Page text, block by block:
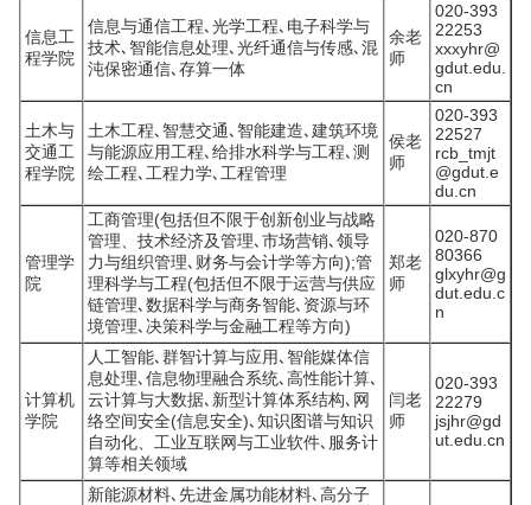
信息工
程学院
信息与通信工程､光学工程､电子科学与
技术､智能信息处理､光纤通信与传感､混
沌保密通信､存算一体
余老
师
020-393
22253
xxxyhr@
gdut.edu.
cn
土木与
交通工
程学院
土木工程､智慧交通､智能建造､建筑环境
与能源应用工程､给排水科学与工程､测
绘工程､工程力学､工程管理
侯老
师
020-393
22527
rcb_tmjt
@gdut.e
du.cn
管理学
院
工商管理(包括但不限于创新创业与战略
管理、技术经济及管理､市场营销､领导
力与组织管理､财务与会计学等方向);管
理科学与工程(包括但不限于运营与供应
链管理､数据科学与商务智能､资源与环
境管理､决策科学与金融工程等方向)
郑老
师
020-870
80366
glxyhr@g
dut.edu.c
n
计算机
学院
人工智能､群智计算与应用､智能媒体信
息处理､信息物理融合系统､高性能计算､
云计算与大数据､新型计算体系结构､网
络空间安全(信息安全)､知识图谱与知识
自动化、工业互联网与工业软件､服务计
算等相关领域
闫老
师
020-393
22279
jsjhr@gd
ut.edu.cn
新能源材料､先进金属功能材料､高分子